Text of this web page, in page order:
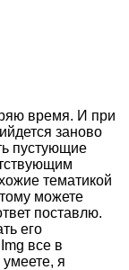
время. И при
заново
пустующие
тематикой
можете
поставлю.
его
все в
я